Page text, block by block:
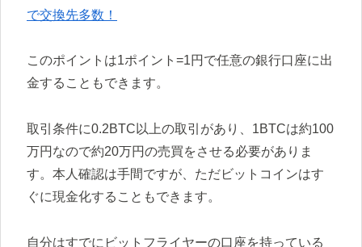
で交換先多数！
このポイントは1ポイント=1円で任意の銀行口座に出
金することもできます。
取引条件に0.2BTC以上の取引があり、1BTCは約100
万円なので約20万円の売買をさせる必要がありま
す。本人確認は手間ですが、ただビットコインはす
ぐに現金化することもできます。
自分はすでにビットフライヤーの口座を持っている